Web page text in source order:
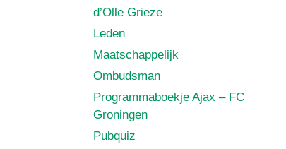
d’Olle Grieze
Leden
Maatschappelijk
Ombudsman
Programmaboekje Ajax – FC
Groningen
Pubquiz